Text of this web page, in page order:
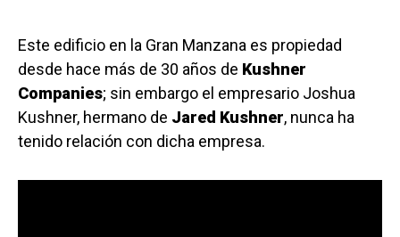
Este edificio en la Gran Manzana es propiedad
desde hace más de 30 años de Kushner
Companies; sin embargo el empresario Joshua
Kushner, hermano de Jared Kushner, nunca ha
tenido relación con dicha empresa.